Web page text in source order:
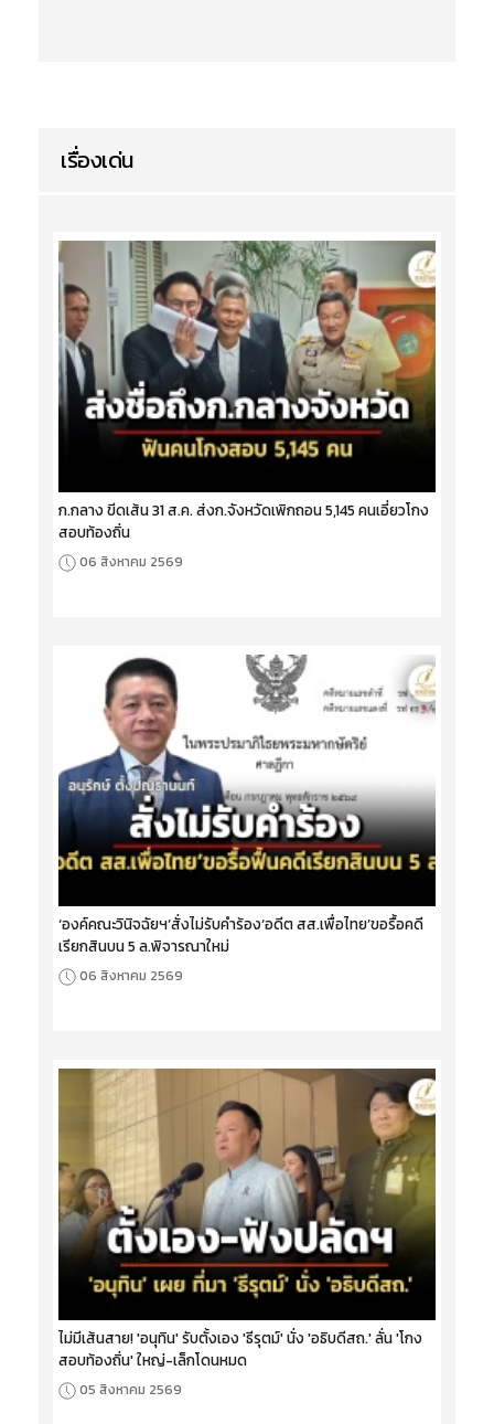
เรื่องเด่น
ก.กลาง ขีดเส้น 31 ส.ค. ส่งก.จังหวัดเพิกถอน 5,145 คนเอี่ยวโกง
สอบท้องถิ่น
06 สิงหาคม 2569
‘องค์คณะวินิจฉัยฯ’สั่งไม่รับคำร้อง‘อดีต สส.เพื่อไทย’ขอรื้อคดี
เรียกสินบน 5 ล.พิจารณาใหม่
06 สิงหาคม 2569
ไม่มีเส้นสาย! 'อนุทิน' รับตั้งเอง 'ธีรุตม์' นั่ง 'อธิบดีสถ.' ลั่น 'โกง
สอบท้องถิ่น' ใหญ่-เล็กโดนหมด
05 สิงหาคม 2569